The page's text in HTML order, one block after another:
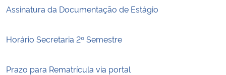
Assinatura da Documentação de Estágio
Horário Secretaria 2º Semestre
Prazo para Rematrícula via portal